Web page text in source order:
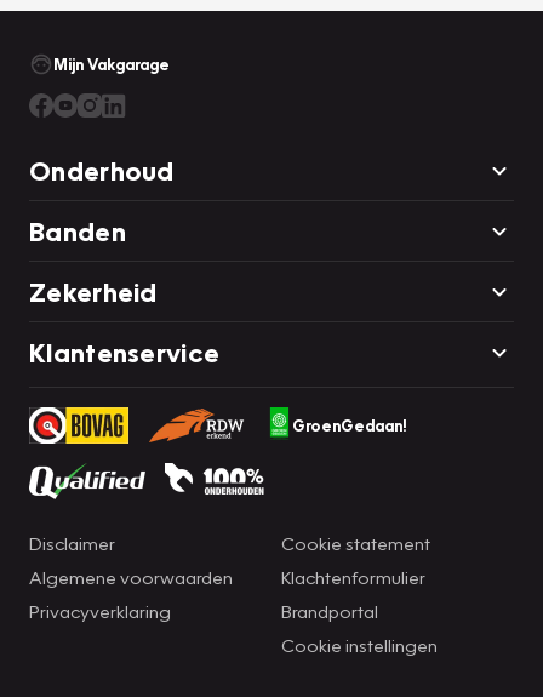
Mijn Vakgarage
Onderhoud
Banden
Zekerheid
Klantenservice
GroenGedaan!
Disclaimer
Algemene voorwaarden
Privacyverklaring
Cookie statement
Klachtenformulier
Brandportal
Cookie instellingen